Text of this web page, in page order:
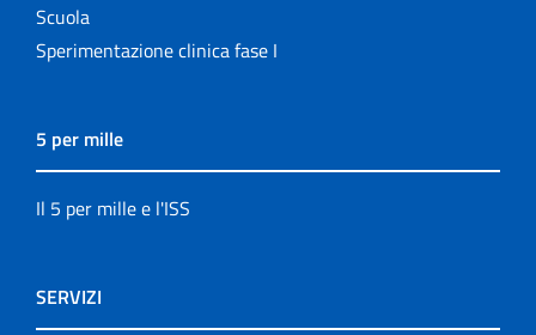
Scuola
Sperimentazione clinica fase I
5 per mille
Il 5 per mille e l'ISS
SERVIZI